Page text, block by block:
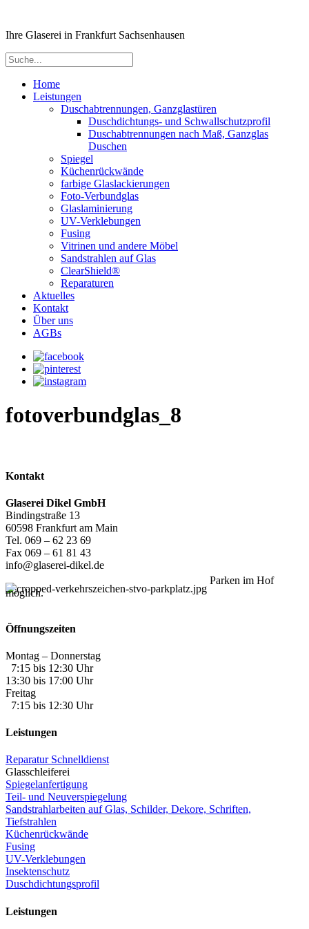
Ihre Glaserei in Frankfurt Sachsenhausen
Home
Leistungen
Duschabtrennungen, Ganzglastüren
Duschdichtungs- und Schwallschutzprofil
Duschabtrennungen nach Maß, Ganzglas
Duschen
Spiegel
Küchenrückwände
farbige Glaslackierungen
Foto-Verbundglas
Glaslaminierung
UV-Verklebungen
Fusing
Vitrinen und andere Möbel
Sandstrahlen auf Glas
ClearShield®
Reparaturen
Aktuelles
Kontakt
Über uns
AGBs
fotoverbundglas_8
Kontakt
Glaserei Dikel GmbH
Bindingstraße 13
60598 Frankfurt am Main
Tel. 069 – 62 23 69
Fax 069 – 61 81 43
info@glaserei-dikel.de
Parken im Hof
möglich.
Öffnungszeiten
Montag – Donnerstag
7:15 bis 12:30 Uhr
13:30 bis 17:00 Uhr
Freitag
7:15 bis 12:30 Uhr
Leistungen
Reparatur Schnelldienst
Glasschleiferei
Spiegelanfertigung
Teil- und Neuverspiegelung
Sandstrahlarbeiten auf Glas, Schilder, Dekore, Schriften,
Tiefstrahlen
Küchenrückwände
Fusing
UV-Verklebungen
Insektenschutz
Duschdichtungsprofil
Leistungen